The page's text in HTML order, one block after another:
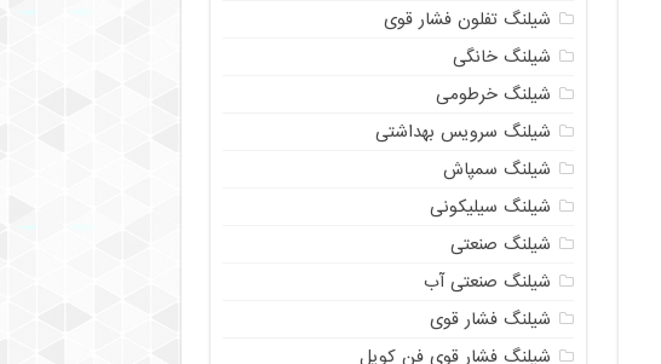
شیلنگ تفلون فشار قوی
شیلنگ خانگی
شیلنگ خرطومی
شیلنگ سرویس بهداشتی
شیلنگ سمپاش
شیلنگ سیلیکونی
شیلنگ صنعتی
شیلنگ صنعتی آب
شیلنگ فشار قوی
شیلنگ فشار قوی فن کویل